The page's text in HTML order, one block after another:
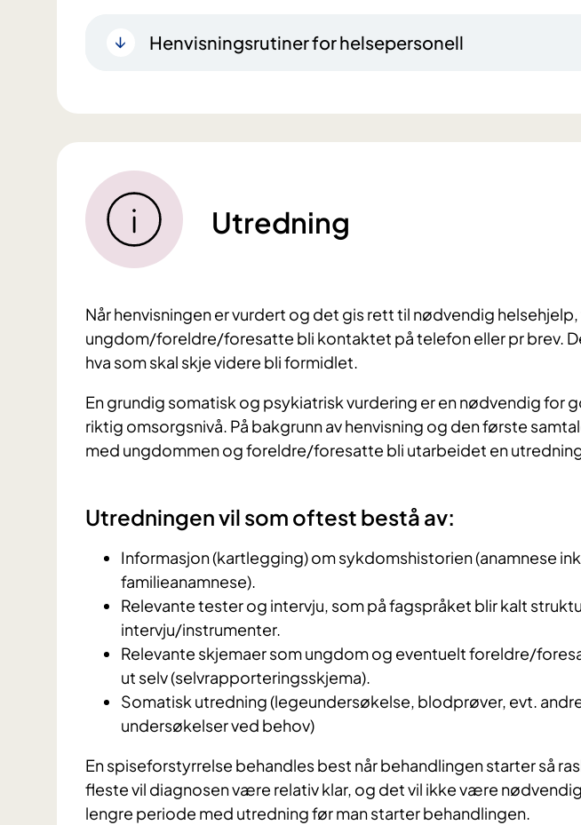
Henvisningsrutiner for helsepersonell
Utredning
Når henvisningen er vurdert og det gis rett til nødvendig helsehjelp,
ungdom/foreldre/foresatte bli kontaktet på telefon eller pr brev.
hva som skal skje videre bli formidlet.
En grundig somatisk og psykiatrisk vurdering er en nødvendig for
riktig omsorgsnivå. På bakgrunn av henvisning og den første
med ungdommen og foreldre/foresatte bli utarbeidet en
Utredningen vil som oftest bestå av:
Informasjon (kartlegging) om sykdomshistorien (anamnese
familieanamnese).
Relevante tester og intervju, som på fagspråket blir kalt
intervju/instrumenter.
Relevante skjemaer som ungdom og eventuelt foreldre/
ut selv (selvrapporteringsskjema).
Somatisk utredning (legeundersøkelse, blodprøver, evt.
undersøkelser ved behov)
En spiseforstyrrelse behandles best når behandlingen starter så
fleste vil diagnosen være relativ klar, og det vil ikke være
lengre periode med utredning før man starter behandlingen.